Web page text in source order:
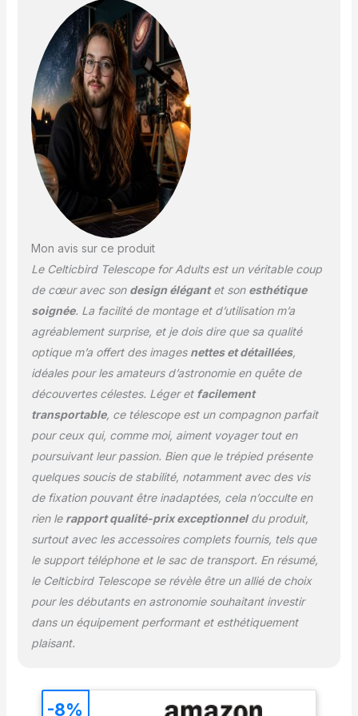
de sorte que les
télescopes pour adultes
en astronomie vous
apporteront des images
plus lumineuses et plus
claires. 【Grossissement
45X-90X 】 le télescope
est équipé de 2
oculaires (K10 mm, K20
mm). Vous pouvez
obtenir un
s'agisse d'observer la
lune ou de visualiser des
planètes, notre
télescope peut répondre
à tous vos besoins.
C'est un excellent
télescope pour les
adultes, les enfants de 8
à 12 ans et les débutants
en astronomie.
【Excellente optique 】
le télescope
astronomique dispose
mm et d'une longueur
focale de 900 mm. La
grande ouverture peut
capturer plus de lumière
revêtement multiple à
haute transmission peut
améliorer la transmission
images plus lumineuses
et plus claires.
Mon avis sur ce produit
Le Celticbird Telescope for Adults est un véritable coup
de cœur avec son design élégantet son esthétique
soignée. La facilité de montage et d’utilisation m’a
agréablement surprise, et je dois dire que sa qualité
optique m’a offert des images nettes et détaillées,
idéales pour les amateurs d’astronomie en quête de
découvertes célestes. Léger et facilement
transportable, ce télescope est un compagnon parfait
pour ceux qui, comme moi, aiment voyager tout en
poursuivant leur passion. Bien que le trépied présente
quelques soucis de stabilité, notamment avec des vis
de fixation pouvant être inadaptées, cela n’occulte en
rien le rapport qualité-prix exceptionneldu produit,
surtout avec les accessoires complets fournis, tels que
le support téléphone et le sac de transport. En résumé,
le Celticbird Telescope se révèle être un allié de choix
pour les débutants en astronomie souhaitant investir
dans un équipement performant et esthétiquement
plaisant.
-8%